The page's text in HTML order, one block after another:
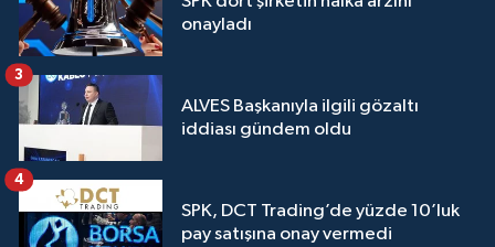
onayladı
ALVES Başkanıyla ilgili gözaltı
iddiası gündem oldu
3
SPK, DCT Trading’de yüzde 10’luk
pay satışına onay vermedi
4